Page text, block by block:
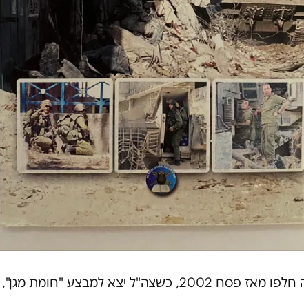
19 שנה חלפו מאז פסח 2002, כשצה"ל יצא למבצע "חומת מגן",